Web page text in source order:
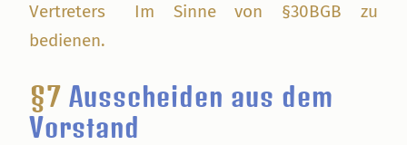
Vertreters Im Sinne von §30BGB zu
bedienen.
§7 Ausscheiden aus dem
Vorstand